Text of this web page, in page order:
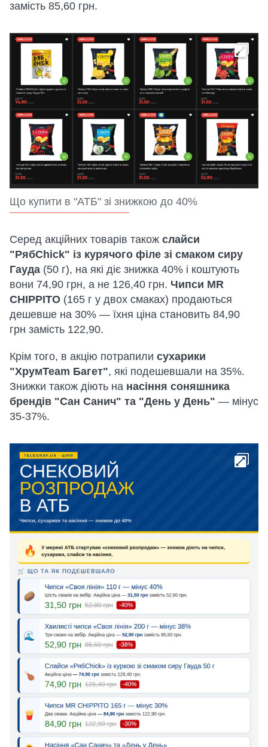
замість 85,60 грн.
Що купити в "АТБ" зі знижкою до 40%
Серед акційних товарів також слайси
"РябChick" із курячого філе зі смаком сиру
Гауда (50 г), на які діє знижка 40% і коштують
вони 74,90 грн, а не 126,40 грн. Чипси MR
CHIPPITO (165 г у двох смаках) продаються
дешевше на 30% — їхня ціна становить 84,90
грн замість 122,90.
Крім того, в акцію потрапили сухарики
"ХрумTeam Багет", які подешевшали на 35%.
Знижки також діють на насіння соняшника
брендів "Сан Санич" та "День у День" — мінус
35-37%.